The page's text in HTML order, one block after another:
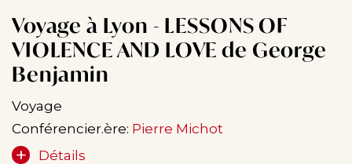
Voyage à Lyon - LESSONS OF
VIOLENCE AND LOVE de George
Benjamin
Voyage
Conférencier.ère: Pierre Michot
Détails